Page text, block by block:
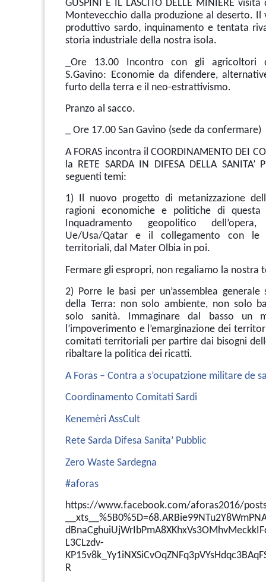
GUSPINI E IL LASCITO DELLE MINIERE
Montevecchio dalla produzione al deserto. Il
produttivo sardo, inquinamento e tentata
storia industriale della nostra isola.
_Ore 13.00 Incontro con gli agricoltori
S.Gavino: Economie da difendere,
furto della terra e il neo-estrattivismo.
Pranzo al sacco.
_ Ore 17.00 San Gavino (sede da confermare)
A FORAS incontra il COORDINAMENTO DEI
la RETE SARDA IN DIFESA DELLA SANITA’
seguenti temi:
1) Il nuovo progetto di metanizzazione
ragioni economiche e politiche di questa
Inquadramento geopolitico
Ue/Usa/Qatar e il collegamento con le
territoriali, dal Mater Olbia in poi.
Fermare gli espropri, non regaliamo la nostra
2) Porre le basi per un’assemblea generale
della Terra: non solo ambiente, non solo
solo sanità. Immaginare dal basso un
l’impoverimento e l’emarginazione dei
comitati territoriali per partire dai bisogni
ribaltare la politica dei ricatti.
A Foras – Contra a s’ocupatzione militare de
Coordinamento Comitati Sardi
Kenemèri AssCult
Rete Sarda Difesa Sanita’ Pubblic
Zero Waste Sardegna
#aforas
https://www.facebook.com/aforas2016/
L3CLzdv-
R